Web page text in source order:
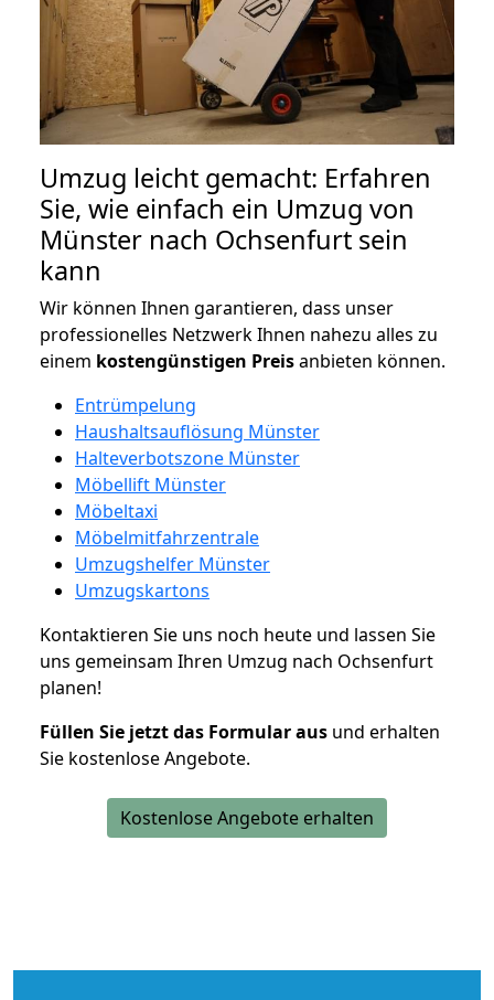
Umzug leicht gemacht: Erfahren
Sie, wie einfach ein Umzug von
Münster nach Ochsenfurt sein
kann
Wir können Ihnen garantieren, dass unser
professionelles Netzwerk Ihnen nahezu alles zu
einem kostengünstigen Preisanbieten können.
Entrümpelung
Haushaltsauflösung Münster
Halteverbotszone Münster
Möbellift Münster
Möbeltaxi
Möbelmitfahrzentrale
Umzugshelfer Münster
Umzugskartons
Kontaktieren Sie uns noch heute und lassen Sie
uns gemeinsam Ihren Umzug nach Ochsenfurt
planen!
Füllen Sie jetzt das Formular aus und erhalten
Sie kostenlose Angebote.
Kostenlose Angebote erhalten